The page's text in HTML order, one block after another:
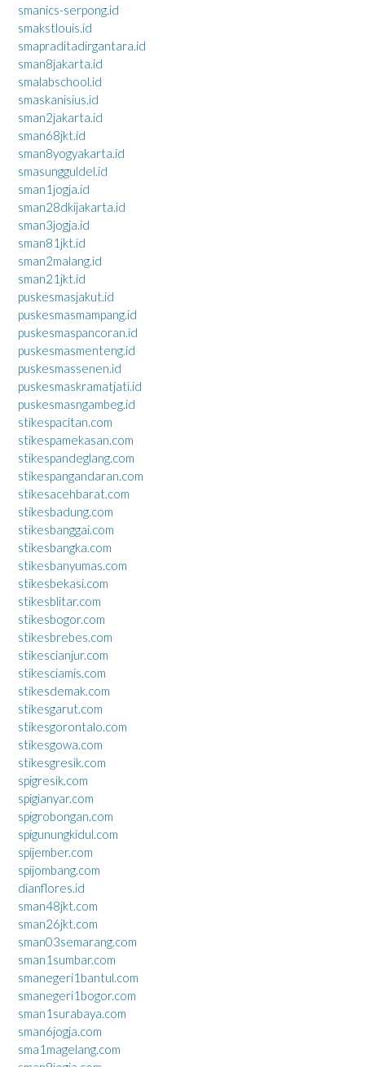
smanics-serpong.id
smakstlouis.id
smapraditadirgantara.id
sman8jakarta.id
smalabschool.id
smaskanisius.id
sman2jakarta.id
sman68jkt.id
sman8yogyakarta.id
smasungguldel.id
sman1jogja.id
sman28dkijakarta.id
sman3jogja.id
sman81jkt.id
sman2malang.id
sman21jkt.id
puskesmasjakut.id
puskesmasmampang.id
puskesmaspancoran.id
puskesmasmenteng.id
puskesmassenen.id
puskesmaskramatjati.id
puskesmasngambeg.id
stikespacitan.com
stikespamekasan.com
stikespandeglang.com
stikespangandaran.com
stikesacehbarat.com
stikesbadung.com
stikesbanggai.com
stikesbangka.com
stikesbanyumas.com
stikesbekasi.com
stikesblitar.com
stikesbogor.com
stikesbrebes.com
stikescianjur.com
stikesciamis.com
stikesdemak.com
stikesgarut.com
stikesgorontalo.com
stikesgowa.com
stikesgresik.com
spigresik.com
spigianyar.com
spigrobongan.com
spigunungkidul.com
spijember.com
spijombang.com
dianflores.id
sman48jkt.com
sman26jkt.com
sman03semarang.com
sman1sumbar.com
smanegeri1bantul.com
smanegeri1bogor.com
sman1surabaya.com
sman6jogja.com
sma1magelang.com